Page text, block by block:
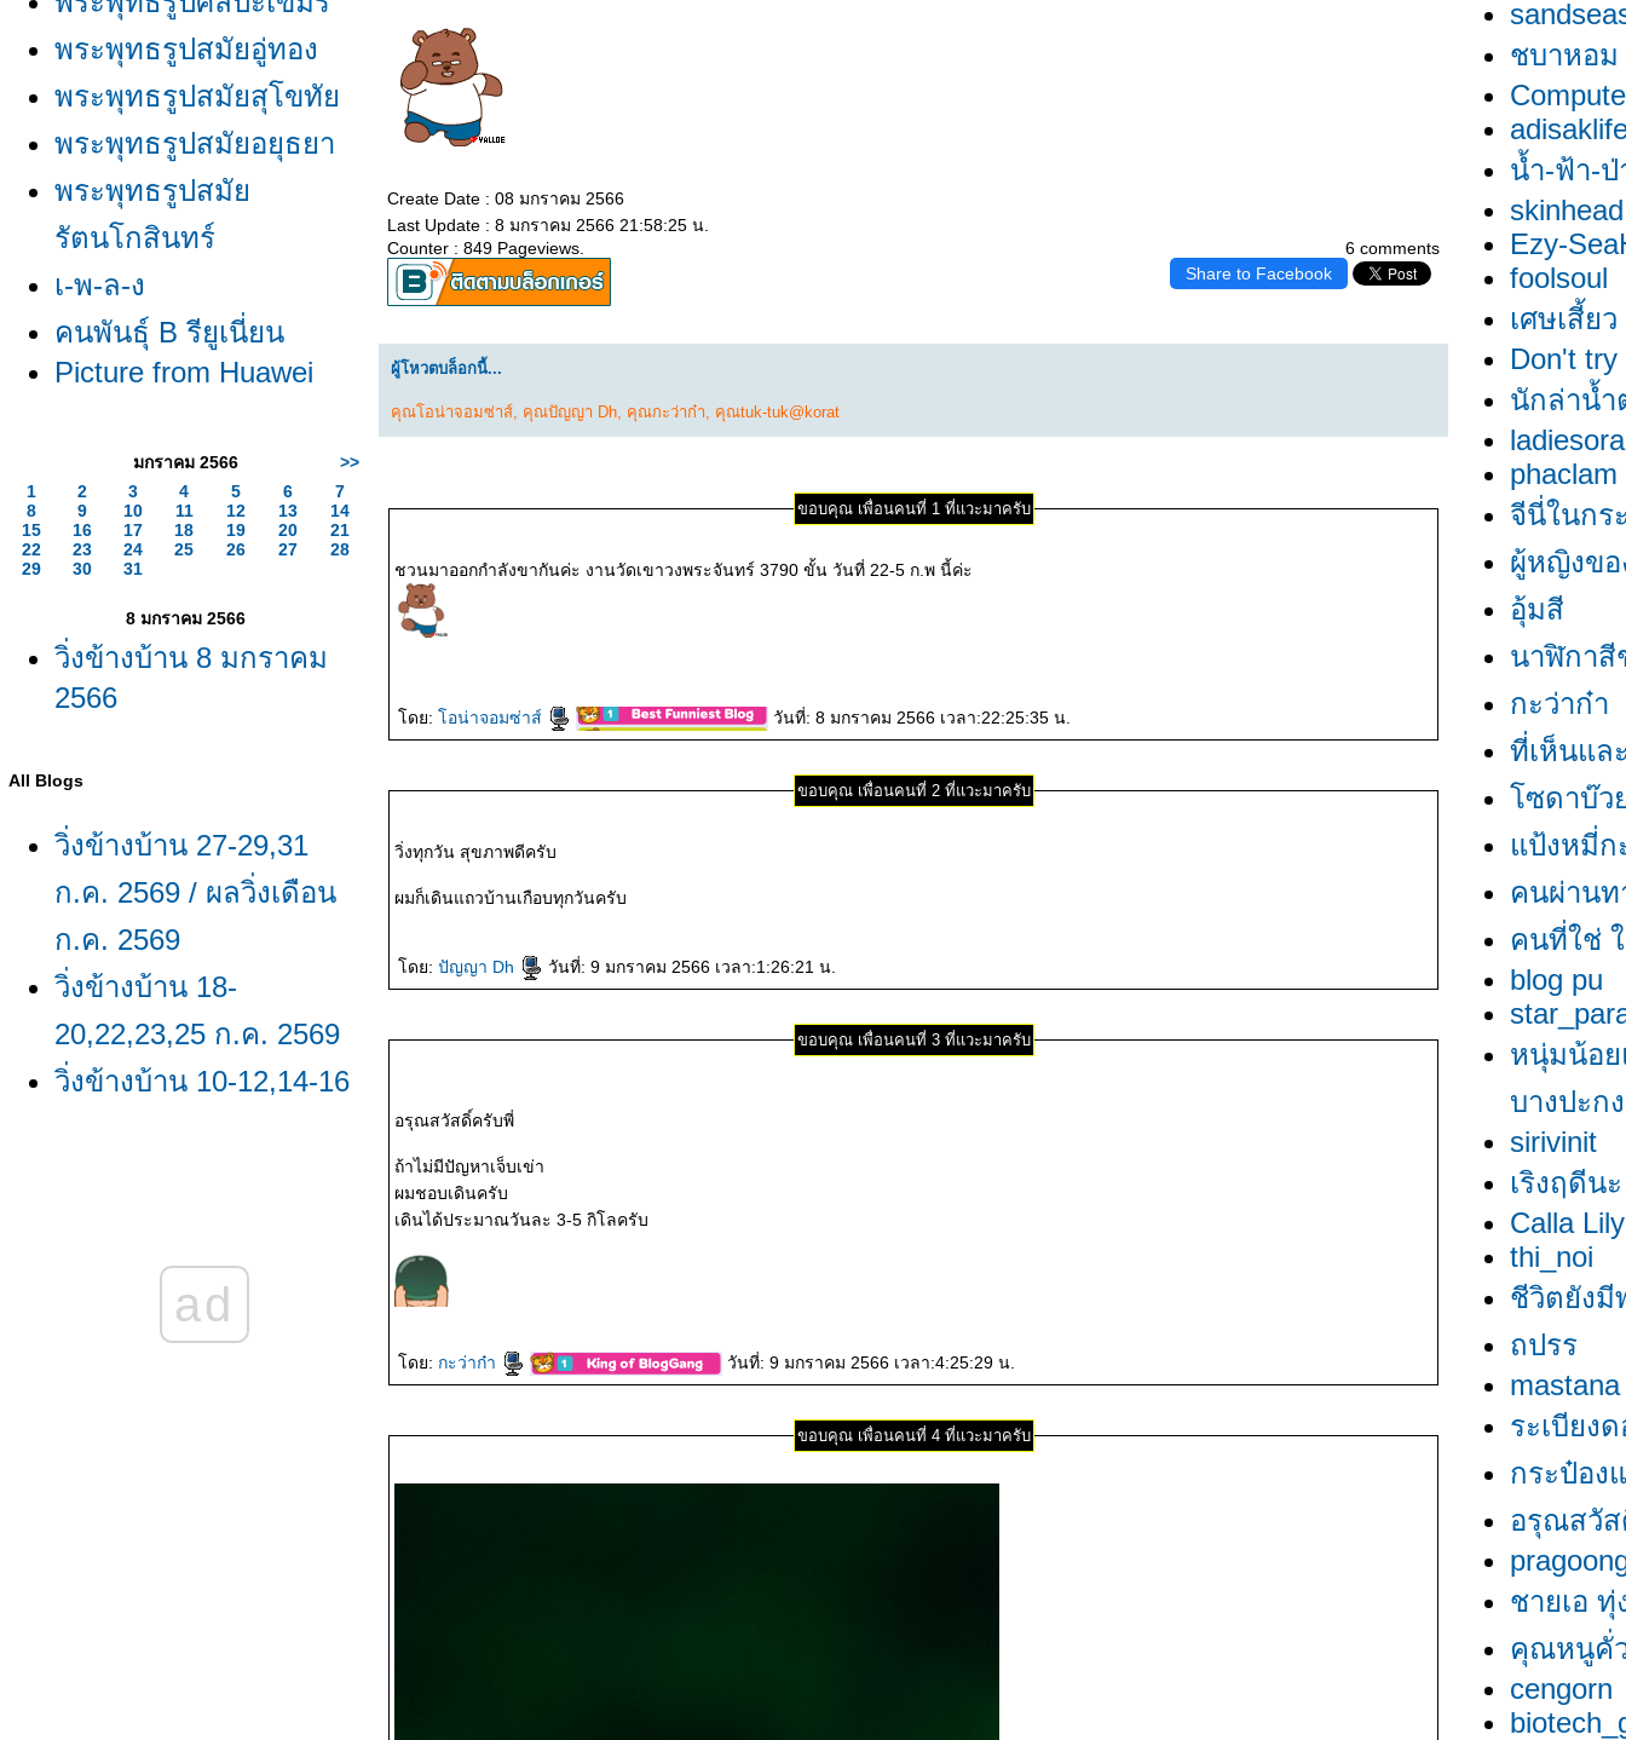
พระพุทธรูปสมัยอู่ทอง
พระพุทธรูปสมัยสุโขทั
พระพุทธรูปสมัยอยุธยา
พระพุทธรูปสมั
รัตนโกสินทร์
เ-พ-ล-ง
คนพันธุ์ B รียูเนี่ยน
Picture from Huawei
มกราคม 2566
>>
1
2 3 4 5 6
7
8
9 10 11 12 13
14
15
16 17 18 19 20
21
22
23 24 25 26 27
28
29
30 31
8 มกราคม 2566
วิ่งข้างบ้าน 8 มกราคม
2566
All Blogs
วิ่งข้างบ้าน 27-29,31
ก.ค. 2569 / ผลวิ่งเดือน
ก.ค. 2569
วิ่งข้างบ้าน 18-
20,22,23,25 ก.ค. 2569
วิ่งข้างบ้าน 10-12,14-16
23,24,26,29,30 มิ.ย.
2569/ผลวิ่ง มิ.ย. 2569
ad
Create Date : 08 มกราคม 2566
Last Update : 8 มกราคม 2566 21:58:25 น.
6 comments
Counter : 849 Pageviews.
Share to Facebook
ผู้โหวตบล็อกนี้...
คุณโอน่าจอมซ่าส์, คุณปัญญา Dh, คุณกะว่าก๋า, คุณtuk-tuk@korat
ขอบคุณ เพื่อนคนที่ 1 ที่แวะมาครับ
ชวนมาออกกำลังขากันค่ะ งานวัดเขาวงพระจันทร์ 3790 ขั้น วันที่ 22-5 ก.พ นี้ค่ะ
ดย: อน่าจอมซ่าส์ วันที่: 8 มกราคม 2566 เวลา:22:25:35 น.
ขอบคุณ เพื่อนคนที่ 2 ที่แวะมาครับ
วิ่งทุกวัน สุขภาพดีครับ
ผมก็เดินแถวบ้านเกือบทุกวันครับ
ดย: ปัญญา Dh วันที่: 9 มกราคม 2566 เวลา:1:26:21 น.
ขอบคุณ เพื่อนคนที่ 3 ที่แวะมาครับ
อรุณสวัสดิ์ครับพี่
ถ้าไม่มีปัญหาเจ็บเข่า
ผมชอบเดินครับ
เดินได้ประมาณวันละ 3-5 กิโลครับ
ดย: กะว่าก๋า วันที่: 9 มกราคม 2566 เวลา:4:25:29 น.
ขอบคุณ เพื่อนคนที่ 4 ที่แวะมาครับ
ชบาหอม
Compute
น้ำ-ฟ้า-ป่
skinhead
Ezy-
foolsoul
เศษเสี้ยว
Don't
นักล่าน้ำ
phaclam
จีนี่ในกร
ผู้หญิงขอ
อุ้มสี
นาฬิกา
กะว่าก๋า
ที่เห็นแล
ซดาบ๊
ป้งหมี่ก
คนผ่านท
คนที่ใช่
blog pu
หนุ่มน้อ
บางปะกง
sirivinit
เริงฤดีนะ
Calla Lily
thi_noi
ชีวิตยังมี
ถปรร
mastana
ระเบียง
กระป๋อง
อรุณสวั
ชายเอ ทุ่
คุณหนูคั่
cengorn